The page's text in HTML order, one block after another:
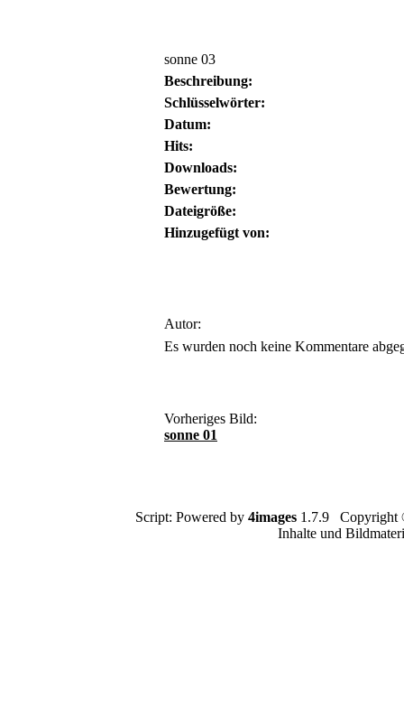
sonne 03
Beschreibung:
Schlüsselwörter:
Datum:
Hits:
Downloads:
Bewertung:
Dateigröße:
Hinzugefügt von:
Autor:
Es wurden noch keine Kommentare
Vorheriges Bild:
sonne 01
Script: Powered by4images 1.7.9 Copyright
Inhalte und